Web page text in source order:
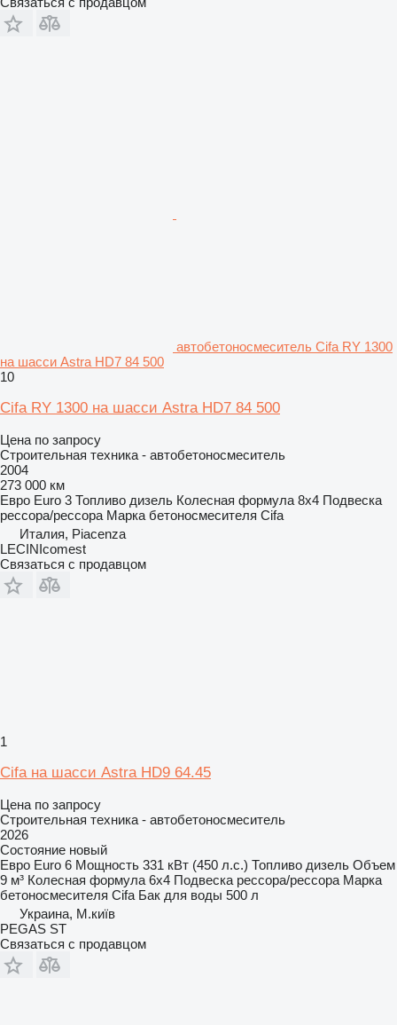
автобетоносмеситель Cifa RY 1300
на шасси Astra HD7 84 500
10
Cifa RY 1300 на шасси Astra HD7 84 500
Цена по запросу
Строительная техника - автобетоносмеситель
2004
273 000 км
Евро Euro 3 Топливо дизель Колесная формула 8x4 Подвеска
рессора/рессора Марка бетоносмесителя Cifa
Италия, Piacenza
LECINIcomest
Связаться с продавцом
1
Cifa на шасси Astra HD9 64.45
Цена по запросу
Строительная техника - автобетоносмеситель
2026
Состояние новый
Евро Euro 6 Мощность 331 кВт (450 л.с.) Топливо дизель Объем
9 м³ Колесная формула 6x4 Подвеска рессора/рессора Марка
бетоносмесителя Cifa Бак для воды 500 л
Украина, М.київ
PEGAS ST
Связаться с продавцом